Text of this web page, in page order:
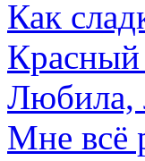
Как
Красный
Мне всё